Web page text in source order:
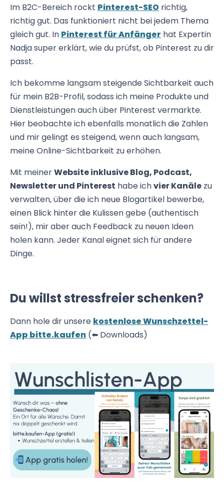
Im B2C-Bereich rockt Pinterest-SEO richtig,
richtig gut. Das funktioniert nicht bei jedem Thema
gleich gut. In Pinterest für Anfänger hat Expertin
Nadja super erklärt, wie du prüfst, ob Pinterest zu dir
passt.
Ich bekomme langsam steigende Sichtbarkeit auch
für mein B2B-Profil, sodass ich meine Produkte und
Dienstleistungen auch über Pinterest vermarkte.
Hier beobachte ich ebenfalls monatlich die Zahlen
und mir gelingt es steigend, wenn auch langsam,
meine Online-Sichtbarkeit zu erhöhen.
Mit meinerWebsite inklusive Blog, Podcast,
Newsletter und Pinterest habe ichvier Kanäle zu
verwalten, über die ich neue Blogartikel bewerbe,
einen Blick hinter die Kulissen gebe (authentisch
sein!), mir aber auch Feedback zu neuen Ideen
holen kann. Jeder Kanal eignet sich für andere
Dinge.
Du willst stressfreier schenken?
Dann hole dir unsere kostenlose Wunschzettel-
App bitte.kaufen (⬅️ Downloads)